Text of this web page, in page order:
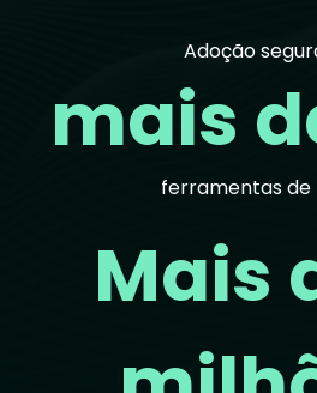
Adoção
mais
ferramentas de
Mais